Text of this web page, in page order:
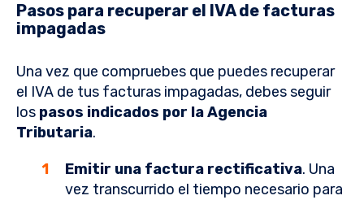
Pasos para recuperar el IVA de facturas
impagadas
Una vez que compruebes que puedes recuperar
el IVA de tus facturas impagadas, debes seguir
los pasos indicados por la Agencia
Tributaria.
Emitir una factura rectificativa. Una
vez transcurrido el tiempo necesario para